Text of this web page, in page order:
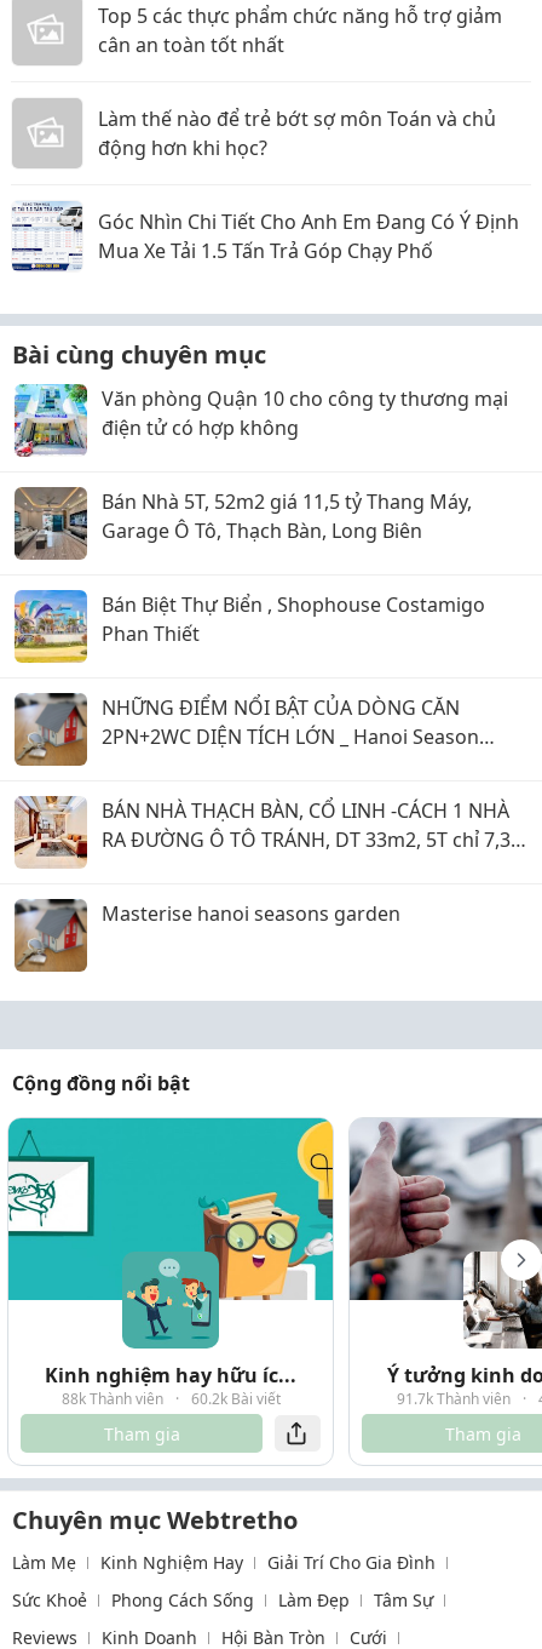
Top 5 các thực phẩm chức năng hỗ trợ giảm
cân an toàn tốt nhất
Làm thế nào để trẻ bớt sợ môn Toán và chủ
động hơn khi học?
Góc Nhìn Chi Tiết Cho Anh Em Đang Có Ý Định
Mua Xe Tải 1.5 Tấn Trả Góp Chạy Phố
Bài cùng chuyên mục
Văn phòng Quận 10 cho công ty thương mại
điện tử có hợp không
Bán Nhà 5T, 52m2 giá 11,5 tỷ Thang Máy,
Garage Ô Tô, Thạch Bàn, Long Biên
Bán Biệt Thự Biển , Shophouse Costamigo
Phan Thiết
NHỮNG ĐIỂM NỔI BẬT CỦA DÒNG CĂN
2PN+2WC DIỆN TÍCH LỚN _ Hanoi Season
BÁN NHÀ THẠCH BÀN, CỔ LINH -CÁCH 1 NHÀ
RA ĐƯỜNG Ô TÔ TRÁNH, DT 33m2, 5T chỉ 7,35
Masterise hanoi seasons garden
Cộng đồng nổi bật
Kinh nghiệm hay hữu íc...
88k Thành viên · 60.2k Bài viết
Tham gia
Ý tưởng kinh
91.7k Thành viên ·
Tham gia
Chuyên mục Webtretho
Làm Mẹ Kinh Nghiệm Hay
Giải Trí Cho Gia Đình
Sức Khoẻ
Phong Cách Sống Làm Đẹp
Tâm Sự
Reviews
Kinh Doanh Hội Bàn Tròn Cưới